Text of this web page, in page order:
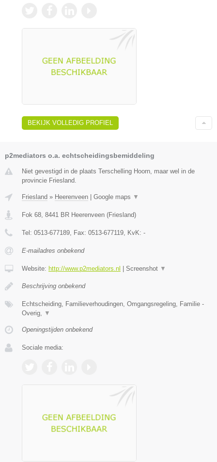
BEKIJK VOLLEDIG PROFIEL
p2mediators o.a. echtscheidingsbemiddeling
Niet gevestigd in de plaats Terschelling Hoorn, maar wel in de
provincie Friesland.
Friesland » Heerenveen Google maps ▼
Fok 68, 8441 BR Heerenveen (Friesland)
Tel: 0513-677189, Fax: 0513-677119, KvK: -
E-mailadres onbekend
Website: http://www.p2mediators.nl Screenshot ▼
Beschrijving onbekend
Echtscheiding, Familieverhoudingen, Omgangsregeling, Familie -
Overig, ▼
Openingstijden onbekend
Sociale media: